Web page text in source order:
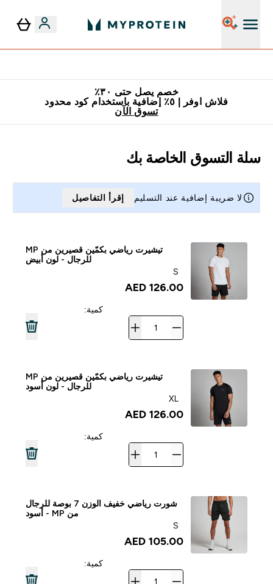
خصم يصل حتى ٣٠٪
فلاش اوفر | ٥٪ إضافية باستخدام كود محدود
تسوق الآن
سلة التسوق الخاصة بك
لا ضريبة إضافية عند التسليم إقرأ التفاصيل
تيشيرت رياضي بكمّين قصيرين من MP
للرجال - لون أبيض
S
126.00 AED‎
كمية:
تيشيرت رياضي بكمّين قصيرين من MP
للرجال - لون أسود
XL
126.00 AED‎
كمية:
شورت رياضي خفيف الوزن 7 بوصة للرجال
من MP - أسود
S
105.00 AED‎
كمية: